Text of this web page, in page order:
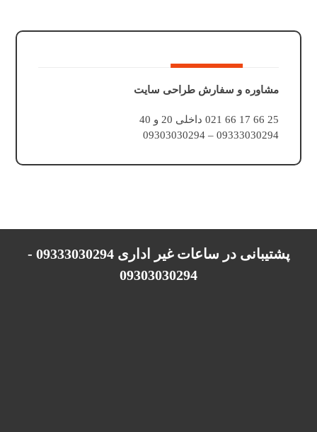
مشاوره و سفارش طراحی سایت
25 66 17 66 021 داخلی 20 و 40
09333030294 – 09303030294
پشتیبانی در ساعات غیر اداری 09333030294 -
09303030294